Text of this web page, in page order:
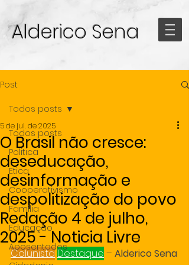
Alderico Sena
Post
Todos posts
Politica
Etica
Cooperativismo
Familia
Educação
Aposentados
Todos posts
O Brasil não cresce:
deseducação,
desinformação e
despolitização do povo
Redação 4 de julho,
2025 - Noticia Livre
5 de jul. de 2025
Colunista Destaque – Alderico Sena